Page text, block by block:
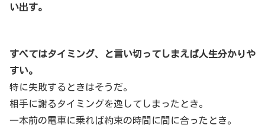
い出す。
すべてはタイミング、と言い切ってしまえば人生分かりや
すい。
特に失敗するときはそうだ。
相手に謝るタイミングを逸してしまったとき。
一本前の電車に乗れば約束の時間に間に合ったとき。